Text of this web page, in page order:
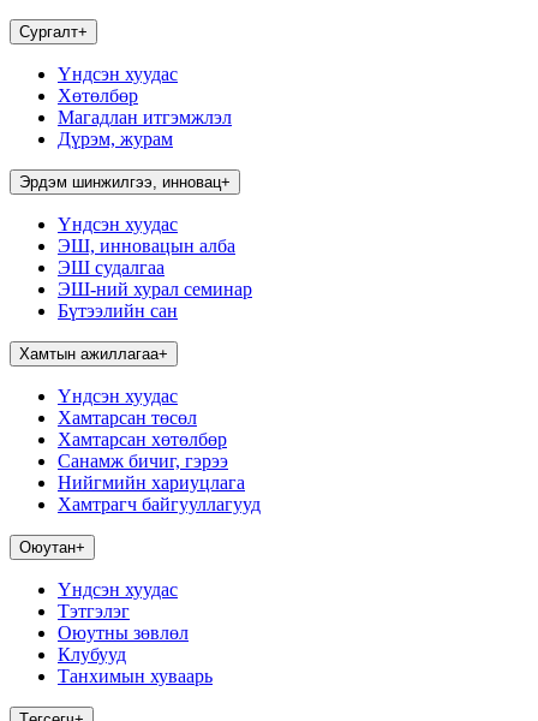
Сургалт+
Үндсэн хуудас
Хөтөлбөр
Магадлан итгэмжлэл
Дүрэм, журам
Эрдэм шинжилгээ, инновац+
Үндсэн хуудас
ЭШ, инновацын алба
ЭШ судалгаа
ЭШ-ний хурал семинар
Бүтээлийн сан
Хамтын ажиллагаа+
Үндсэн хуудас
Хамтарсан төсөл
Хамтарсан хөтөлбөр
Санамж бичиг, гэрээ
Нийгмийн хариуцлага
Хамтрагч байгууллагууд
Оюутан+
Үндсэн хуудас
Тэтгэлэг
Оюутны зөвлөл
Клубууд
Танхимын хуваарь